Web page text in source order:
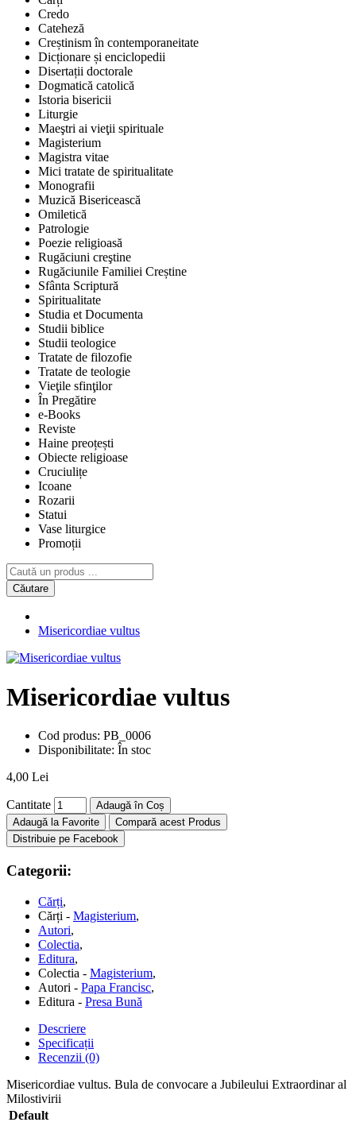
Credo
Cateheză
Creștinism în contemporaneitate
Dicționare și enciclopedii
Disertații doctorale
Dogmatică catolică
Istoria bisericii
Liturgie
Maeştri ai vieţii spirituale
Magisterium
Magistra vitae
Mici tratate de spiritualitate
Monografii
Muzică Bisericească
Omiletică
Patrologie
Poezie religioasă
Rugăciuni creştine
Rugăciunile Familiei Creștine
Sfânta Scriptură
Spiritualitate
Studia et Documenta
Studii biblice
Studii teologice
Tratate de filozofie
Tratate de teologie
Vieţile sfinţilor
În Pregătire
e-Books
Reviste
Haine preoțești
Obiecte religioase
Cruciulițe
Icoane
Rozarii
Statui
Vase liturgice
Promoții
Căutare
Misericordiae vultus
Misericordiae vultus
Cod produs: PB_0006
Disponibilitate: În stoc
4,00 Lei
Cantitate
Adaugă în Coș
Adaugă la Favorite
Compară acest Produs
Distribuie pe Facebook
Categorii:
Cărți,
Cărți - Magisterium,
Autori,
Colectia,
Editura,
Colectia - Magisterium,
Autori - Papa Francisc,
Editura - Presa Bună
Descriere
Specificații
Recenzii (0)
Misericordiae vultus. Bula de convocare a Jubileului Extraordinar al
Milostivirii
Default